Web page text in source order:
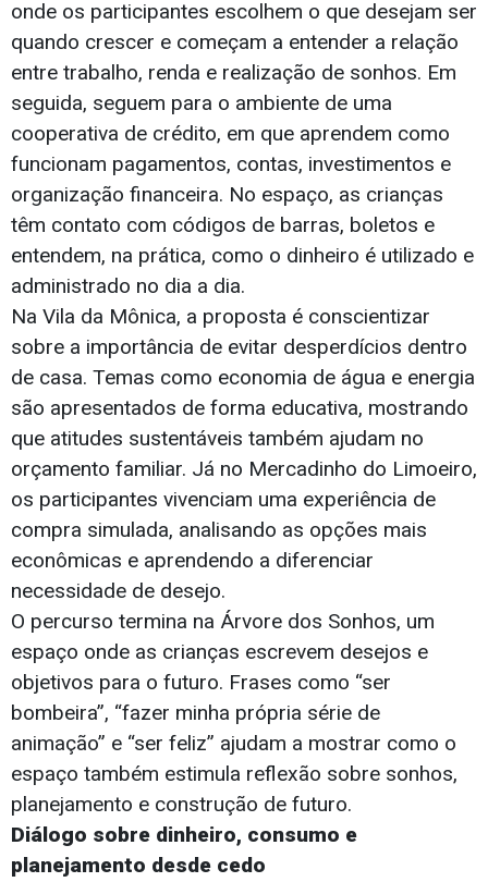
onde os participantes escolhem o que desejam ser
quando crescer e começam a entender a relação
entre trabalho, renda e realização de sonhos. Em
seguida, seguem para o ambiente de uma
cooperativa de crédito, em que aprendem como
funcionam pagamentos, contas, investimentos e
organização financeira. No espaço, as crianças
têm contato com códigos de barras, boletos e
entendem, na prática, como o dinheiro é utilizado e
administrado no dia a dia.
Na Vila da Mônica, a proposta é conscientizar
sobre a importância de evitar desperdícios dentro
de casa. Temas como economia de água e energia
são apresentados de forma educativa, mostrando
que atitudes sustentáveis também ajudam no
orçamento familiar. Já no Mercadinho do Limoeiro,
os participantes vivenciam uma experiência de
compra simulada, analisando as opções mais
econômicas e aprendendo a diferenciar
necessidade de desejo.
O percurso termina na Árvore dos Sonhos, um
espaço onde as crianças escrevem desejos e
objetivos para o futuro. Frases como “ser
bombeira”, “fazer minha própria série de
animação” e “ser feliz” ajudam a mostrar como o
espaço também estimula reflexão sobre sonhos,
planejamento e construção de futuro.
Diálogo sobre dinheiro, consumo e
planejamento desde cedo